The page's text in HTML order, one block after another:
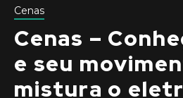
Cenas
Cenas –
e seu
mistura o